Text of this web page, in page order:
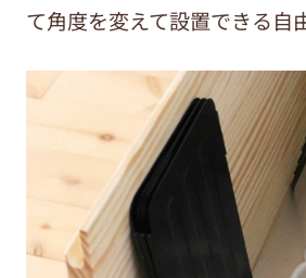
て角度を変えて設置できる自